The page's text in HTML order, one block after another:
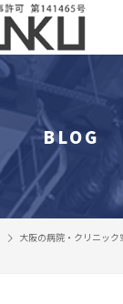
BLOG
大阪の病院・クリニッ